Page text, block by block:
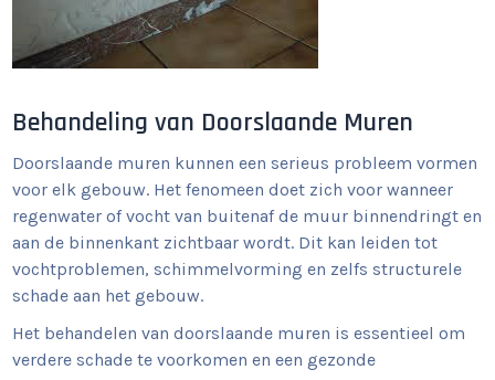
Behandeling van Doorslaande Muren
Doorslaande muren kunnen een serieus probleem vormen
voor elk gebouw. Het fenomeen doet zich voor wanneer
regenwater of vocht van buitenaf de muur binnendringt en
aan de binnenkant zichtbaar wordt. Dit kan leiden tot
vochtproblemen, schimmelvorming en zelfs structurele
schade aan het gebouw.
Het behandelen van doorslaande muren is essentieel om
verdere schade te voorkomen en een gezonde